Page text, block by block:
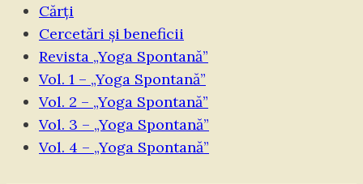
Cărți
Cercetări și beneficii
Revista „Yoga Spontană”
Vol. 1 – „Yoga Spontană”
Vol. 2 – „Yoga Spontană”
Vol. 3 – „Yoga Spontană”
Vol. 4 – „Yoga Spontană”